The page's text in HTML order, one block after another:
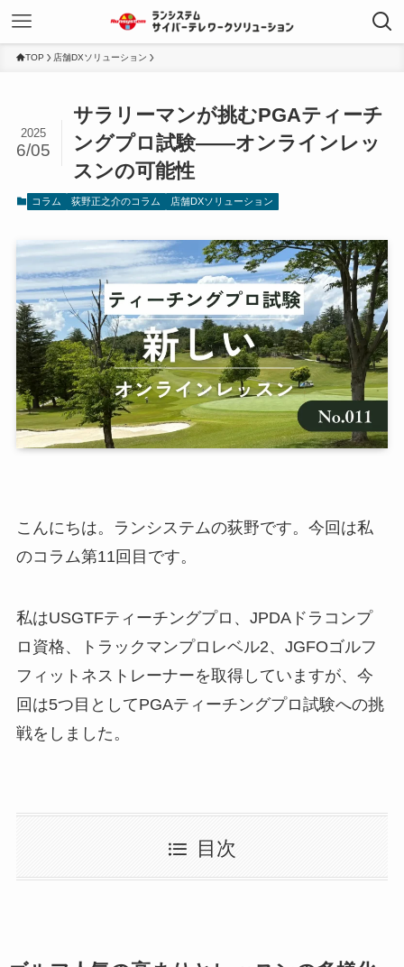
TOP 店舗DXソリューション
サラリーマンが挑むPGAティーチ
ングプロ試験――オンラインレッ
スンの可能性
2025
6/05
コラム 荻野正之介のコラム 店舗DXソリューション
こんにちは。ランシステムの荻野です。今回は私
のコラム第11回目です。
私はUSGTFティーチングプロ、JPDAドラコンプ
ロ資格、トラックマンプロレベル2、JGFOゴルフ
フィットネストレーナーを取得していますが、今
回は5つ目としてPGAティーチングプロ試験への挑
戦をしました。
目次